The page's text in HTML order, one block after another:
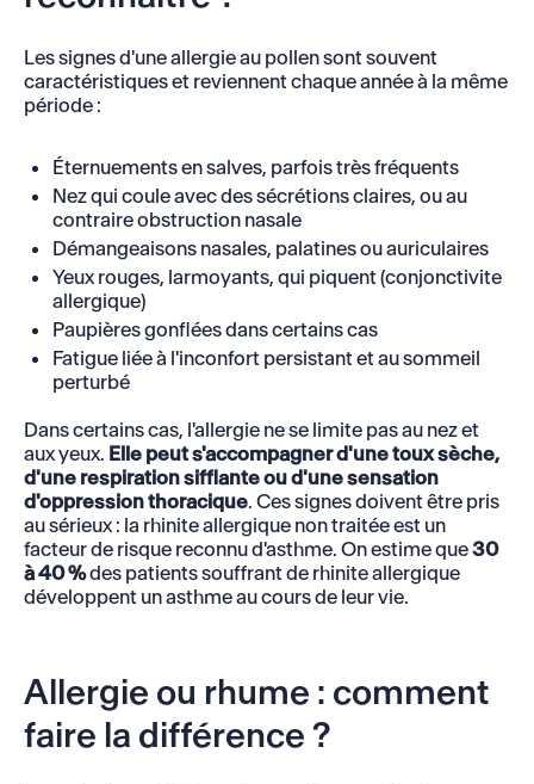
Les signes d'une allergie au pollen sont souvent
caractéristiques et reviennent chaque année à la même
période :
Éternuements en salves, parfois très fréquents
Nez qui coule avec des sécrétions claires, ou au
contraire obstruction nasale
Démangeaisons nasales, palatines ou auriculaires
Yeux rouges, larmoyants, qui piquent (conjonctivite
allergique)
Paupières gonflées dans certains cas
Fatigue liée à l'inconfort persistant et au sommeil
perturbé
Dans certains cas, l'allergie ne se limite pas au nez et
aux yeux. Elle peut s'accompagner d'une toux sèche,
d'une respiration sifflante ou d'une sensation
d'oppression thoracique. Ces signes doivent être pris
au sérieux : la rhinite allergique non traitée est un
facteur de risque reconnu d'asthme. On estime que30
à 40 %des patients souffrant de rhinite allergique
développent un asthme au cours de leur vie.
Allergie ou rhume : comment
faire la différence ?